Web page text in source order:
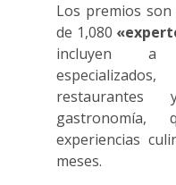
Los premios
de 1,080
incluyen a
gastronomía,
experiencias
meses.